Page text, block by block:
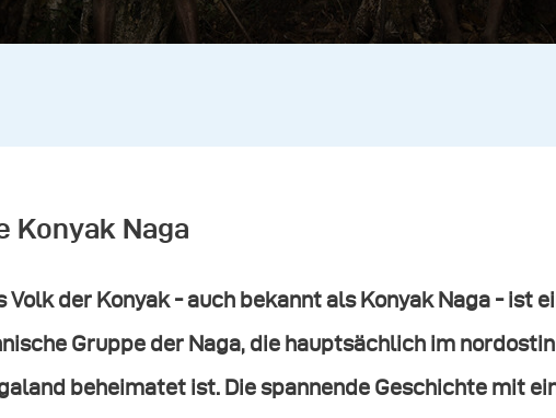
Konyak Naga
Volk der Konyak - auch bekannt als Konyak Naga - ist
Gruppe der Naga, die hauptsächlich im
beheimatet ist. Die spannende Geschichte mit